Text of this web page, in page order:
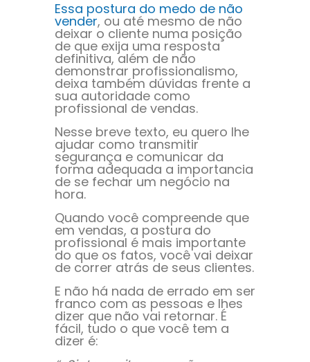
Essa postura do medo de não
vender, ou até mesmo de não
deixar o cliente numa posição
de que exija uma resposta
definitiva, além de não
demonstrar profissionalismo,
deixa também dúvidas frente a
sua autoridade como
profissional de vendas.
Nesse breve texto, eu quero lhe
ajudar como transmitir
segurança e comunicar da
forma adequada a importancia
de se fechar um negócio na
hora.
Quando você compreende que
em vendas, a postura do
profissional é mais importante
do que os fatos, você vai deixar
de correr atrás de seus clientes.
E não há nada de errado em ser
franco com as pessoas e lhes
dizer que não vai retornar. É
fácil, tudo o que você tem a
dizer é: